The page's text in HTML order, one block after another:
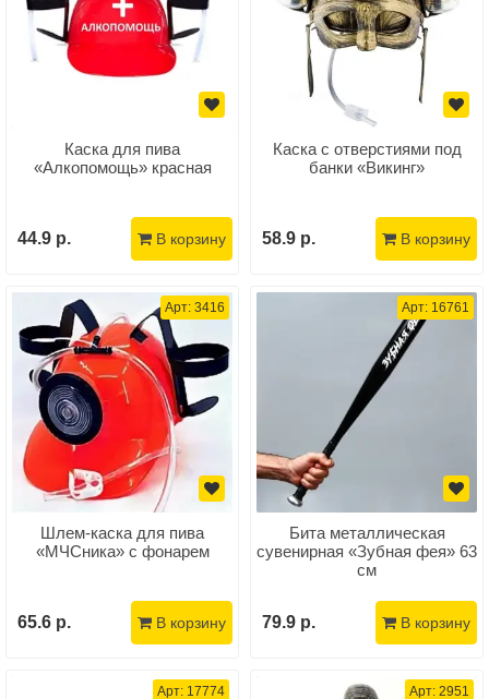
Каска для пива
«Алкопомощь» красная
44.9 р. В корзину
Каска с отверстиями под
банки «Викинг»
58.9 р. В корзину
Арт: 3416
Шлем-каска для пива
«МЧСника» с фонарем
65.6 р. В корзину
Арт: 16761
Бита металлическая
сувенирная «Зубная фея» 63
см
79.9 р. В корзину
Арт: 17774 Арт: 2951